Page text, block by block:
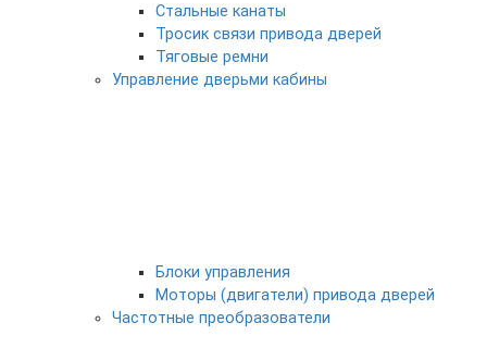
Стальные канаты
Тросик связи привода дверей
Тяговые ремни
Управление дверьми кабины
Блоки управления
Моторы (двигатели) привода дверей
Частотные преобразователи